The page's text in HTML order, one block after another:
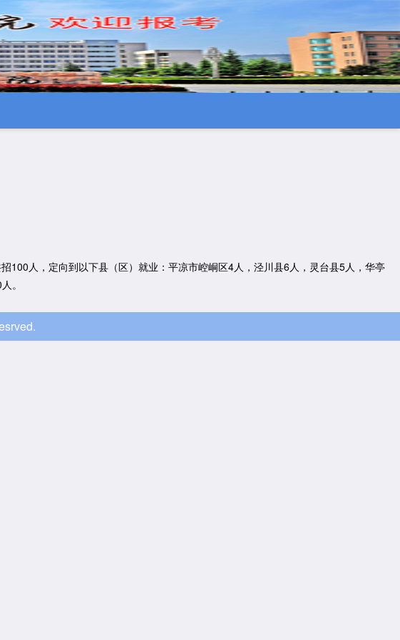
100人，定向到以下县（区）就业：平凉市崆峒区4人，泾川县6人，灵台县5人，华亭
。